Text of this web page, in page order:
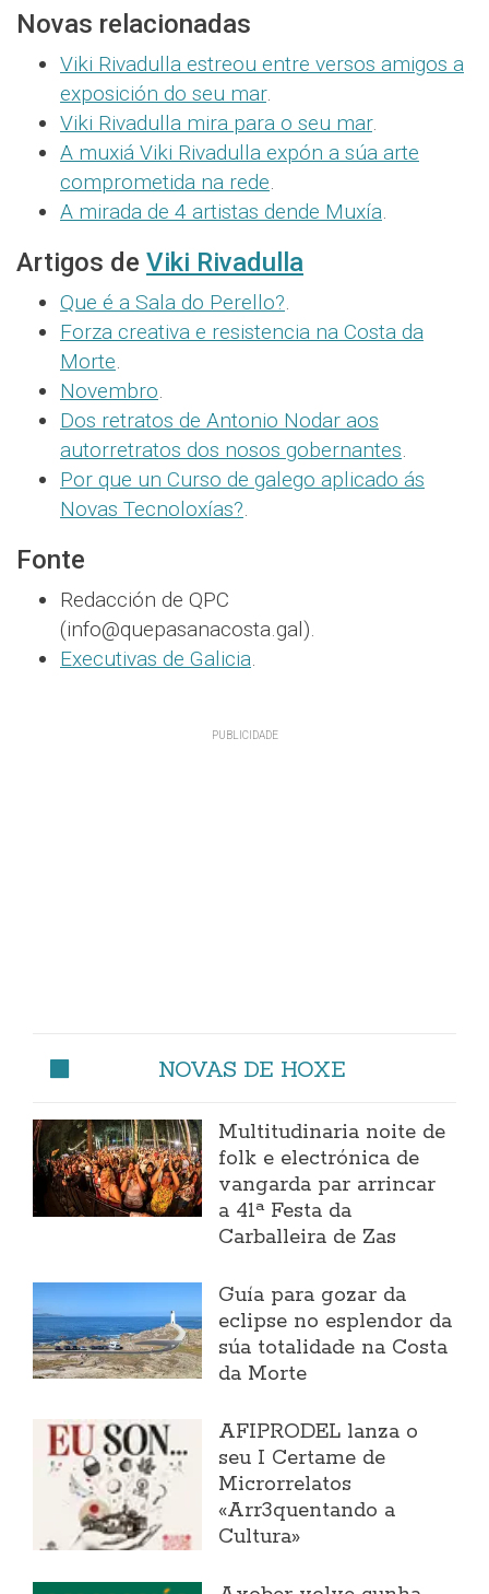
Novas relacionadas
Viki Rivadulla estreou entre versos amigos a
exposición do seu mar.
Viki Rivadulla mira para o seu mar.
A muxiá Viki Rivadulla expón a súa arte
comprometida na rede.
A mirada de 4 artistas dende Muxía.
Artigos de Viki Rivadulla
Que é a Sala do Perello?.
Forza creativa e resistencia na Costa da
Morte.
Novembro.
Dos retratos de Antonio Nodar aos
autorretratos dos nosos gobernantes.
Por que un Curso de galego aplicado ás
Novas Tecnoloxías?.
Fonte
Redacción de QPC
(info@quepasanacosta.gal).
Executivas de Galicia.
NOVAS DE HOXE
Multitudinaria noite de
folk e electrónica de
vangarda par arrincar
a 41ª Festa da
Carballeira de Zas
Guía para gozar da
eclipse no esplendor da
súa totalidade na Costa
da Morte
AFIPRODEL lanza o
seu I Certame de
Microrrelatos
«Arr3quentando a
Cultura»